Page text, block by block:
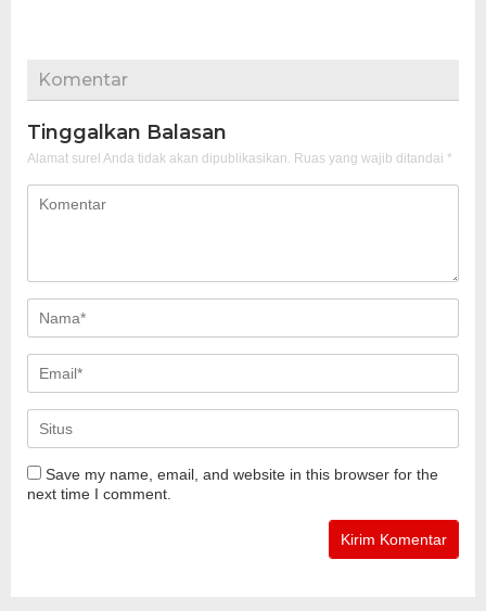
Komentar
Tinggalkan Balasan
Alamat surel Anda tidak akan dipublikasikan. Ruas yang wajib ditandai *
Save my name, email, and website in this browser for the
next time I comment.